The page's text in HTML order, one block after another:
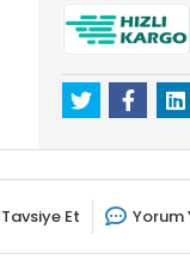
Tavsiye Et Yorum